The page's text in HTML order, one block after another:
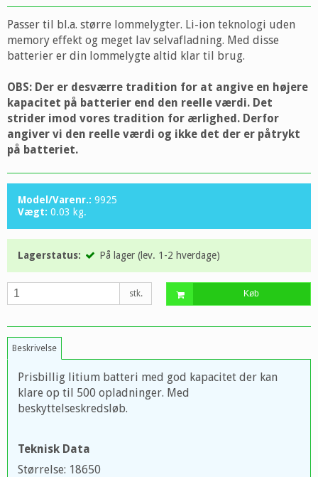
Passer til bl.a. større lommelygter. Li-ion teknologi uden
memory effekt og meget lav selvafladning. Med disse
batterier er din lommelygte altid klar til brug.
OBS: Der er desværre tradition for at angive en højere
kapacitet på batterier end den reelle værdi. Det
strider imod vores tradition for ærlighed. Derfor
angiver vi den reelle værdi og ikke det der er påtrykt
på batteriet.
Model/Varenr.: 9925
Vægt: 0.03 kg.
Lagerstatus: På lager (lev. 1-2 hverdage)
stk. Køb
Beskrivelse
Prisbillig litium batteri med god kapacitet der kan
klare op til 500 opladninger. Med
beskyttelseskredsløb.
Teknisk Data
Størrelse: 18650